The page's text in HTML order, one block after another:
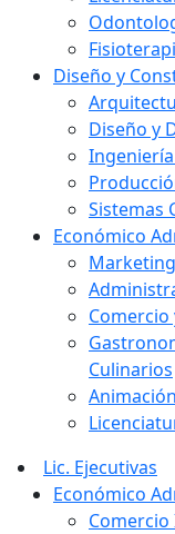
Diseño y
Diseño y
Ingeniería
Sistemas
Económico
Comercio
Culinarios
Lic. Ejecutivas
Económico